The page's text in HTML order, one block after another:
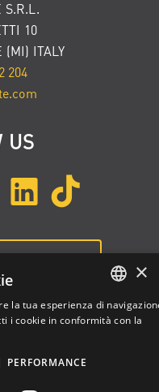
S.R.L.
10
(MI) ITALY
204
US
ENGLISH
×
la tua esperienza di
i cookie in conformità con la
PERFORMANCE